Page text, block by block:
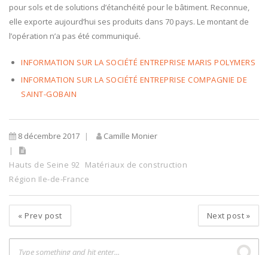
pour sols et de solutions d’étanchéité pour le bâtiment. Reconnue,
elle exporte aujourd’hui ses produits dans 70 pays. Le montant de
l’opération n’a pas été communiqué.
INFORMATION SUR LA SOCIÉTÉ ENTREPRISE MARIS POLYMERS
INFORMATION SUR LA SOCIÉTÉ ENTREPRISE COMPAGNIE DE
SAINT-GOBAIN
8 décembre 2017 Camille Monier
Hauts de Seine 92
Matériaux de construction
Région Ile-de-France
« Prev post Next post »